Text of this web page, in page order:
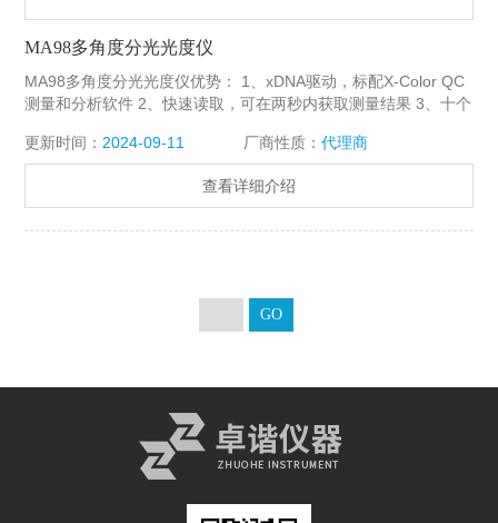
MA98多角度分光光度仪
MA98多角度分光光度仪优势： 1、xDNA驱动，标配X-Color QC
测量和分析软件 2、快速读取，可在两秒内获取测量结果 3、十个
更新时间： 2024-09-11 厂商性质： 代理商
查看详细介绍